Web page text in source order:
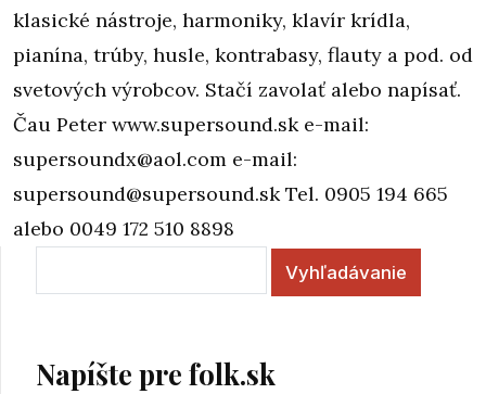
klasické nástroje, harmoniky, klavír krídla,
pianína, trúby, husle, kontrabasy, flauty a pod. od
svetových výrobcov. Stačí zavolať alebo napísať.
Čau Peter www.supersound.sk e-mail:
supersoundx@aol.com e-mail:
supersound@supersound.sk Tel. 0905 194 665
alebo 0049 172 510 8898
Napíšte pre folk.sk